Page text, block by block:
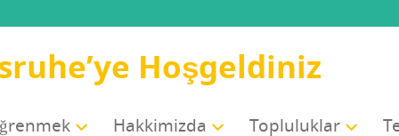
Hoşgeldiniz
Hak­ki­miz­da Top­lu­luk­lar